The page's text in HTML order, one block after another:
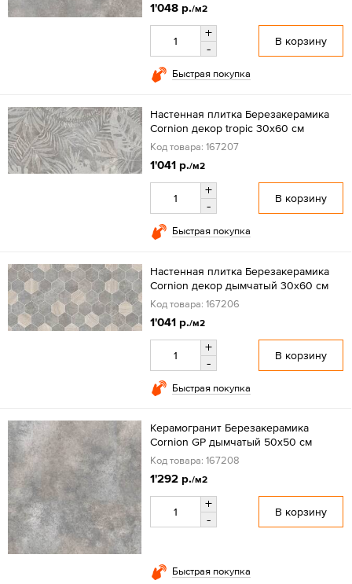
1'048 р./м2
+
-
В корзину
Быстрая покупка
Настенная плитка Березакерамика
Cornion декор tropic 30x60 см
Код товара: 167207
1'041 р./м2
+
-
В корзину
Быстрая покупка
Настенная плитка Березакерамика
Cornion декор дымчатый 30x60 см
Код товара: 167206
1'041 р./м2
+
-
В корзину
Быстрая покупка
Керамогранит Березакерамика
Cornion GP дымчатый 50x50 см
Код товара: 167208
1'292 р./м2
+
-
В корзину
Быстрая покупка